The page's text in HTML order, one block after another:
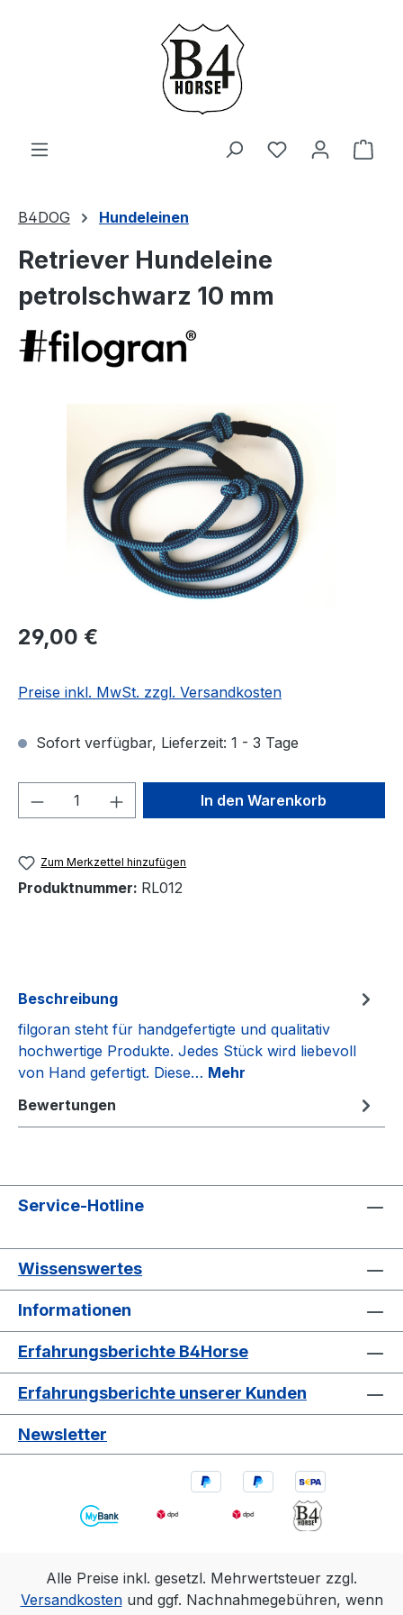
Zum Hauptinhalt springen
Du hast 0
B4DOG Hundeleinen
Retriever Hundeleine
petrolschwarz 10 mm
Regulärer Preis:
29,00 €
Preise inkl. MwSt. zzgl. Versandkosten
Sofort verfügbar, Lieferzeit: 1 - 3 Tage
Produkt Anzahl: Gib denIn den Warenkorb
Zum Merkzettel hinzufügen
Produktnummer: RL012
Beschreibung
filgoran steht für handgefertigte und qualitativ
hochwertige Produkte. Jedes Stück wird liebevoll
von Hand gefertigt. Diese… Mehr
Bewertungen
Service-Hotline
Wissenswertes
Informationen
Erfahrungsberichte B4Horse
Erfahrungsberichte unserer Kunden
Newsletter
Alle Preise inkl. gesetzl. Mehrwertsteuer zzgl.
Versandkostenund ggf. Nachnahmegebühren, wenn